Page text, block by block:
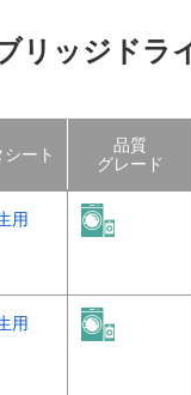
リッジドラ
ート
品質
グレード
用
用